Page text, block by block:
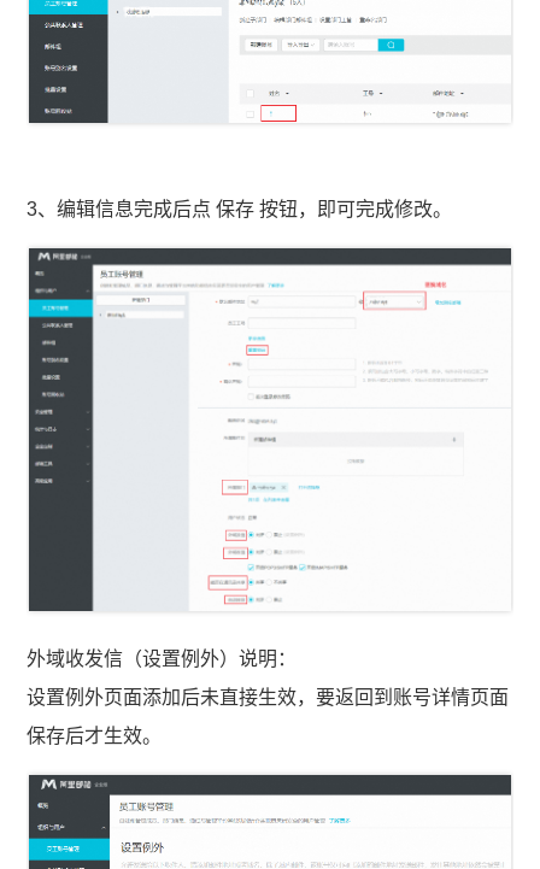
3、编辑信息完成后点 保存 按钮，即可完成修改。
外域收发信（设置例外）说明：
设置例外页面添加后未直接生效，要返回到账号详情页面
保存后才生效。